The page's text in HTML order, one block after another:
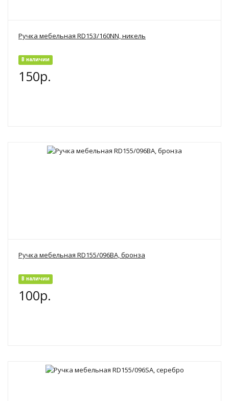
Ручка мебельная RD153/160NN, никель
В наличии
150р.
Ручка мебельная RD155/096BA, бронза
В наличии
100р.